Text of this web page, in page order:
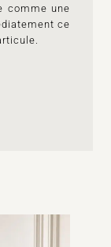
comme une
ce